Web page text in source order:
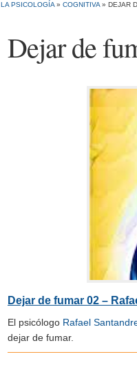
LA PSICOLOGÍA » COGNITIVA » DEJAR
Dejar de
Dejar de fumar 02 –
El psicólogo Rafael
dejar de fumar.